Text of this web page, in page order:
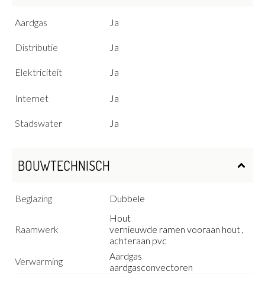
Aardgas Ja
Distributie Ja
Elektriciteit Ja
Internet Ja
Stadswater Ja
BOUWTECHNISCH
Beglazing Dubbele
Raamwerk
Hout
vernieuwde ramen vooraan hout ,
achteraan pvc
Verwarming
Aardgas
aardgasconvectoren